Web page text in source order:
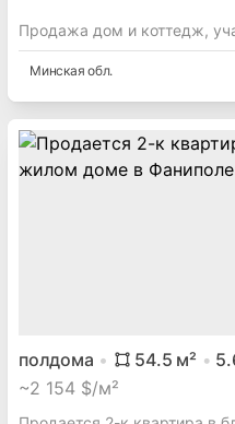
Продажа дом и коттедж,
Минская обл.
полдома 54.5 м²
~2 154 $/м²